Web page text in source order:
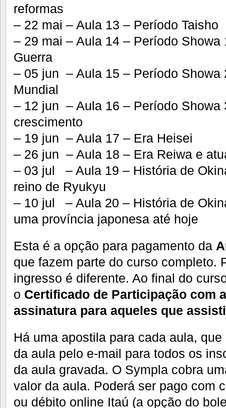
reformas
– 22 mai – Aula 13 – Período Taisho
– 29 mai – Aula 14 – Período Showa
Guerra
– 05 jun – Aula 15 – Período Showa
Mundial
– 12 jun – Aula 16 – Período Showa
crescimento
– 19 jun – Aula 17 – Era Heisei
– 26 jun – Aula 18 – Era Reiwa e
– 03 jul – Aula 19 – História de
reino de Ryukyu
– 10 jul – Aula 20 – História de
uma província japonesa até hoje
Esta é a opção para pagamento da
que fazem parte do curso completo.
ingresso é diferente. Ao final do
o Certificado de Participação com
assinatura para aqueles que
Há uma apostila para cada aula,
da aula pelo e-mail para todos os
da aula gravada. O Sympla cobra
valor da aula. Poderá ser pago com
ou débito online Itaú (a opção do